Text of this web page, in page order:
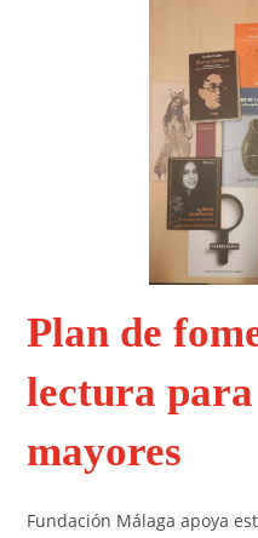
Plan de
lectura para
mayores
Fundación Málaga apoya